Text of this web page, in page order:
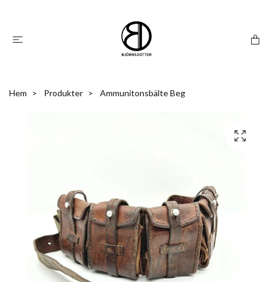
Hem Produkter Ammunitonsbälte Beg